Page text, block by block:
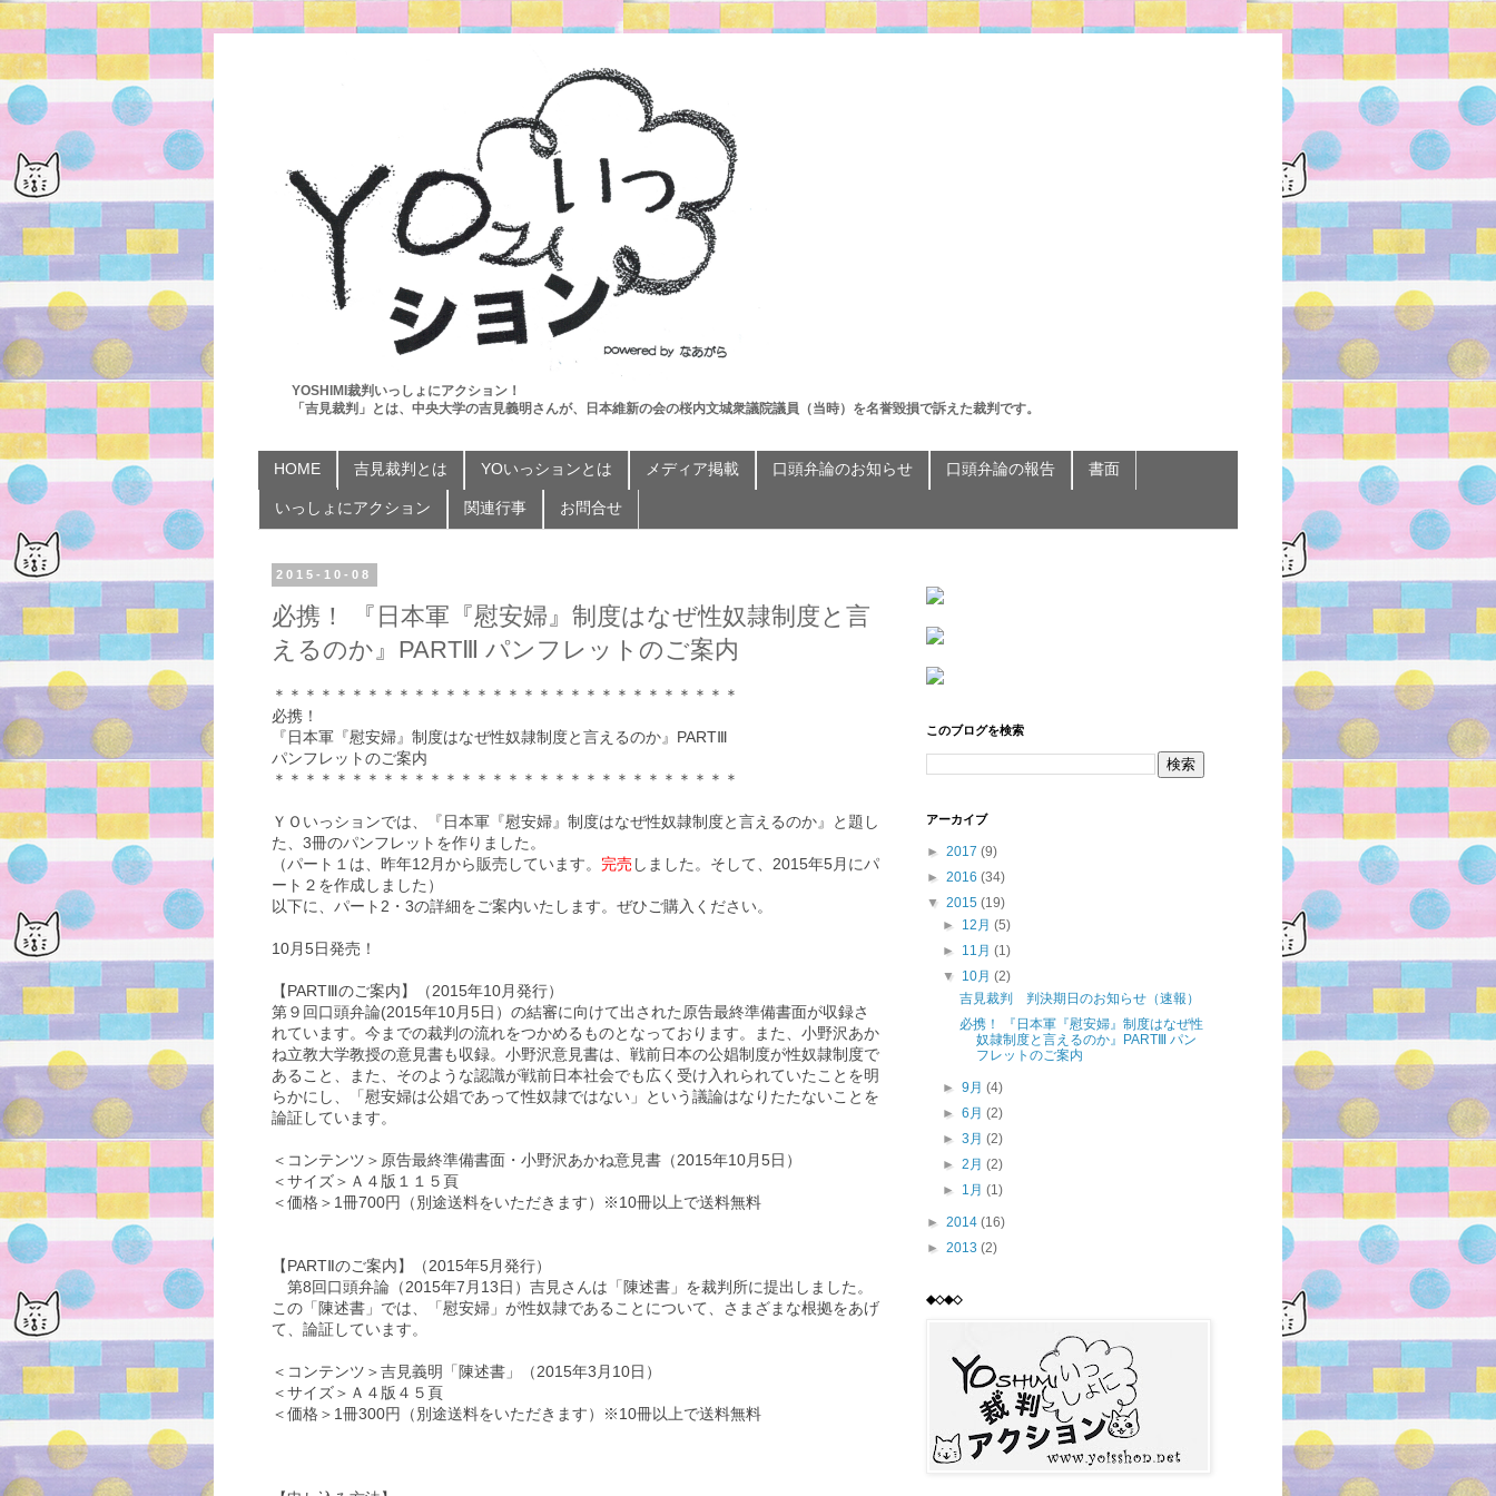
YOSHIMI裁判いっしょにアクション！
「吉見裁判」とは、中央大学の吉見義明さんが、日本維新の会の桜内文城衆議院議員（当時）を名誉毀損で訴えた裁判です。
HOME 吉見裁判とは YOいっションとは メディア掲載 口頭弁論のお知らせ 口頭弁論の報告 書面
いっしょにアクション 関連行事 お問合せ
2015-10-08
必携！ 『日本軍『慰安婦』制度はなぜ性奴隷制度と言
えるのか』PARTⅢ パンフレットのご案内
＊＊＊＊＊＊＊＊＊＊＊＊＊＊＊＊＊＊＊＊＊＊＊＊＊＊＊＊＊＊
必携！
『日本軍『慰安婦』制度はなぜ性奴隷制度と言えるのか』PARTⅢ
パンフレットのご案内
＊＊＊＊＊＊＊＊＊＊＊＊＊＊＊＊＊＊＊＊＊＊＊＊＊＊＊＊＊＊
ＹＯいっションでは、『日本軍『慰安婦』制度はなぜ性奴隷制度と言えるのか』と題し
た、3冊のパンフレットを作りました。
（パート１は、昨年12月から販売しています。 完売 しました。そして、2015年5月にパ
ート２を作成しました）
以下に、パート2・3の詳細をご案内いたします。ぜひご購入ください。
10月5日発売！
【PARTⅢのご案内】（2015年10月発行）
第９回口頭弁論(2015年10月5日）の結審に向けて出された原告最終準備書面が収録さ
れています。今までの裁判の流れをつかめるものとなっております。また、小野沢あか
ね立教大学教授の意見書も収録。小野沢意見書は、戦前日本の公娼制度が性奴隷制度で
あること、また、そのような認識が戦前日本社会でも広く受け入れられていたことを明
らかにし、「慰安婦は公娼であって性奴隷ではない」という議論はなりたたないことを
論証しています。
＜コンテンツ＞原告最終準備書面・小野沢あかね意見書（2015年10月5日）
＜サイズ＞Ａ４版１１５頁
＜価格＞1冊700円（別途送料をいただきます）※10冊以上で送料無料
【PARTⅡのご案内】（2015年5月発行）
第8回口頭弁論（2015年7月13日）吉見さんは「陳述書」を裁判所に提出しました。
この「陳述書」では、「慰安婦」が性奴隷であることについて、さまざまな根拠をあげ
て、論証しています。
＜コンテンツ＞吉見義明「陳述書」（2015年3月10日）
＜サイズ＞Ａ４版４５頁
＜価格＞1冊300円（別途送料をいただきます）※10冊以上で送料無料
このブログを検索
アーカイブ
► 2017 (9)
► 2016 (34)
▼ 2015 (19)
► 12月(5)
► 11月(1)
▼ 10月(2)
吉見裁判 判決期日のお知らせ（速報）
必携！ 『日本軍『慰安婦』制度はなぜ性
奴隷制度と言えるのか』PARTⅢ パン
フレットのご案内
►9月(4)
►6月(2)
►3月(2)
►2月(2)
► 1月(1)
► 2014 (16)
► 2013 (2)
◆◇◆◇